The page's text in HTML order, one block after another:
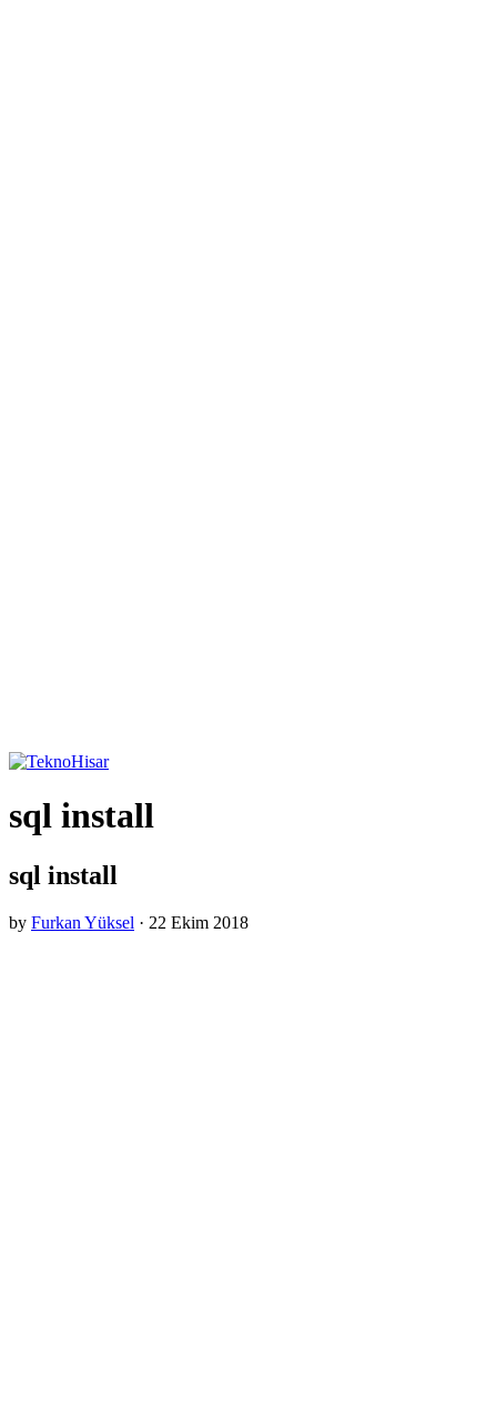
sql install
sql install
by Furkan Yüksel · 22 Ekim 2018